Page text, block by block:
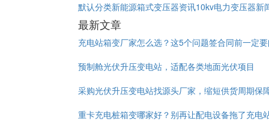
默认分类新能源箱式变压器资讯10kv电力变压器新
最新文章
充电站箱变厂家怎么选？这5个问题签合同前一定
预制舱光伏升压变电站，适配各类地面光伏项目
采购光伏升压变电站找源头厂家，缩短供货周期保
重卡充电桩箱变哪家好？别再让配电设备拖了充电